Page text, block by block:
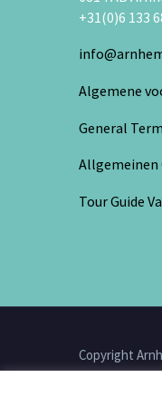
+31(0)6 133
Algemene
General
Allgemeinen
Tour Guide
Copyright